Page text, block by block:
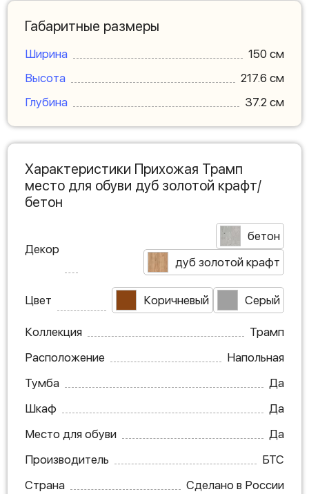
Габаритные размеры
Ширина
150 см
Высота
217.6 см
Глубина
37.2 см
Характеристики Прихожая Трамп
место для обуви дуб золотой крафт/
бетон
Декор
бетон
дуб золотой крафт
Цвет Коричневый Серый
Коллекция
Трамп
Расположение
Напольная
Тумба
Да
Шкаф
Да
Место для обуви
Да
Производитель
БТС
Страна
Сделано в России